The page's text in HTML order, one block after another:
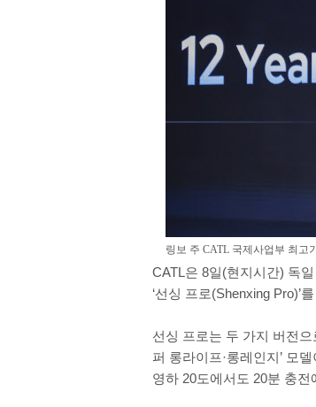
링보 주 CATL 국제사업부 최고
CATL은 8일(현지시간) 독
‘선싱 프로(Shenxing Pro)’
선싱 프로는 두 가지 버전
퍼 롱라이프·롱레인지’ 모
영하 20도에서도 20분 충